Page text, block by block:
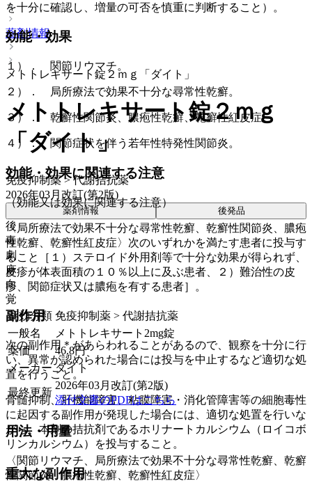
を十分に確認し、増量の可否を慎重に判断すること）。
効能・効果
１）． 関節リウマチ。
２）． 局所療法で効果不十分な尋常性乾癬。
３）． 乾癬性関節炎、膿疱性乾癬、乾癬性紅皮症。
４）． 関節症状を伴う若年性特発性関節炎。
効能・効果に関連する注意
（効能又は効果に関連する注意）
〈局所療法で効果不十分な尋常性乾癬、乾癬性関節炎、膿疱
性乾癬、乾癬性紅皮症〉次のいずれかを満たす患者に投与す
ること［１）ステロイド外用剤等で十分な効果が得られず、
皮疹が体表面積の１０％以上に及ぶ患者、２）難治性の皮
疹、関節症状又は膿疱を有する患者］。
副作用
次の副作用＊があらわれることがあるので、観察を十分に行
い、異常が認められた場合には投与を中止するなど適切な処
置を行うこと。
骨髄抑制、肝機能障害、粘膜障害・消化管障害等の細胞毒性
に起因する副作用が発現した場合には、適切な処置を行いな
がら、本剤の拮抗剤であるホリナートカルシウム（ロイコボ
リンカルシウム）を投与すること。
重大な副作用
薬剤情報
メトトレキサート錠２ｍｇ「ダイト」
メトトレキサート錠２ｍｇ
「ダイト」
免疫抑制薬 > 代謝拮抗薬
2026年03月改訂(第2版)
薬剤情報 後発品
後
毒
劇
麻
向
覚
薬効分類 免疫抑制薬 > 代謝拮抗薬
一般名
メトトレキサート2mg錠
薬価
46.8円
メーカー ダイト
最終更新
2026年03月改訂(第2版)
添付文書のPDFはこちら
用法・用量
〈関節リウマチ、局所療法で効果不十分な尋常性乾癬、乾癬
性関節炎、膿疱性乾癬、乾癬性紅皮症〉